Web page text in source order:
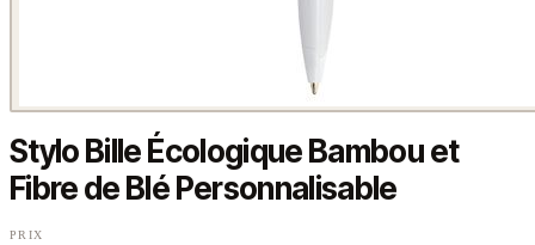
Stylo Bille Écologique Bambou et
Fibre de Blé Personnalisable
PRIX